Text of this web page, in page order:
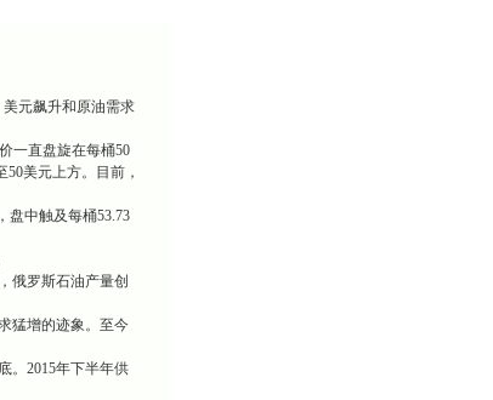
元飙升和原油需求
一直盘旋在每桶50
美元上方。目前，
中触及每桶53.73
俄罗斯石油产量创
猛增的迹象。至今
。2015年下半年供